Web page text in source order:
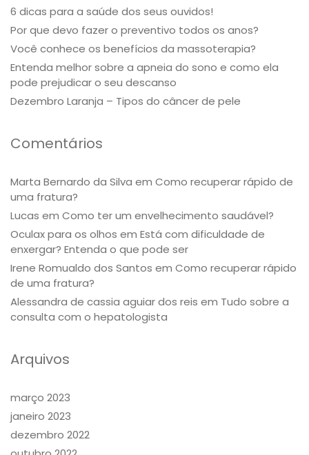
6 dicas para a saúde dos seus ouvidos!
Por que devo fazer o preventivo todos os anos?
Você conhece os benefícios da massoterapia?
Entenda melhor sobre a apneia do sono e como ela
pode prejudicar o seu descanso
Dezembro Laranja – Tipos do câncer de pele
Comentários
Marta Bernardo da Silva em Como recuperar rápido de
uma fratura?
Lucas em Como ter um envelhecimento saudável?
Oculax para os olhos em Está com dificuldade de
enxergar? Entenda o que pode ser
Irene Romualdo dos Santos em Como recuperar rápido
de uma fratura?
Alessandra de cassia aguiar dos reis em Tudo sobre a
consulta com o hepatologista
Arquivos
março 2023
janeiro 2023
dezembro 2022